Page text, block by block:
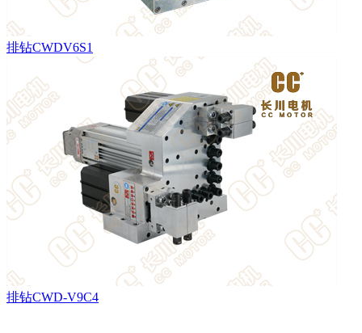
排钻CWDV6S1
排钻CWD-V9C4